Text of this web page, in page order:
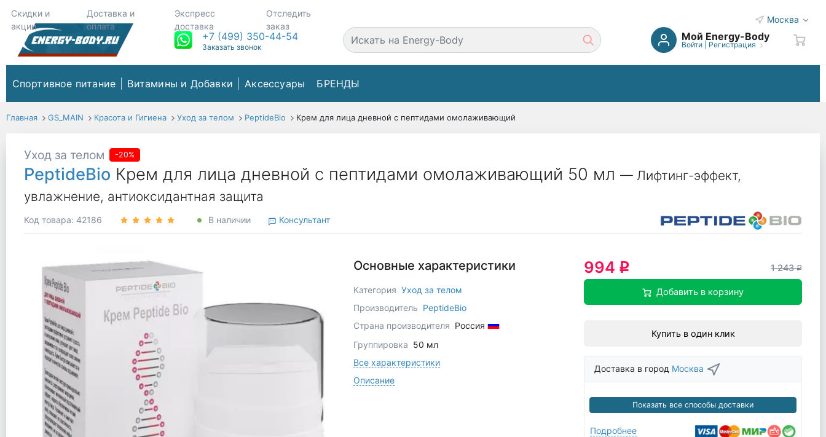
Скидки и
акции
Доставка и
оплата
Экспресс
доставка
Отследить
заказ
Москва
+7 (499) 350-44-54
Заказать звонок
Мой Energy-Body
Войти| Регистрация
Спортивное питание Витамины и Добавки Аксессуары БРЕНДЫ
Главная GS_MAIN Красота и Гигиена Уход за телом PeptideBio Крем для лица дневной с пептидами омолаживающий
Уход за телом -20%
PeptideBio Крем для лица дневной с пептидами омолаживающий 50 мл — Лифтинг-эффект,
увлажнение, антиоксидантная защита
Код товара: 42186 В наличии Консультант
Основные характеристики
Категория Уход за телом
Производитель PeptideBio
Страна производителя Россия
Группировка 50 мл
Все характеристики
Описание
994 q 1 243q
Добавить в корзину
Купить в один клик
Доставка в город Москва
Показать все способы доставки
Подробнее